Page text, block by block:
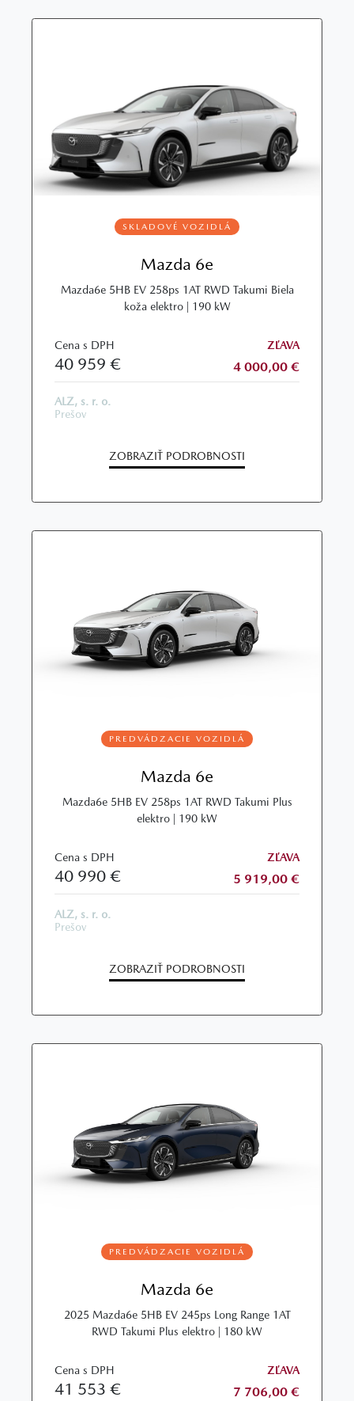
SKLADOVÉ VOZIDLÁ
Mazda 6e
Mazda6e 5HB EV 258ps 1AT RWD Takumi Biela
koža elektro | 190 kW
Cena s DPH
40 959 €
ZĽAVA
4 000,00 €
ALZ, s. r. o.
Prešov
ZOBRAZIŤ PODROBNOSTI
PREDVÁDZACIE VOZIDLÁ
Mazda 6e
Mazda6e 5HB EV 258ps 1AT RWD Takumi Plus
elektro | 190 kW
Cena s DPH
40 990 €
ZĽAVA
5 919,00 €
ALZ, s. r. o.
Prešov
ZOBRAZIŤ PODROBNOSTI
PREDVÁDZACIE VOZIDLÁ
Mazda 6e
2025 Mazda6e 5HB EV 245ps Long Range 1AT
RWD Takumi Plus elektro | 180 kW
Cena s DPH
41 553 €
ZĽAVA
7 706,00 €